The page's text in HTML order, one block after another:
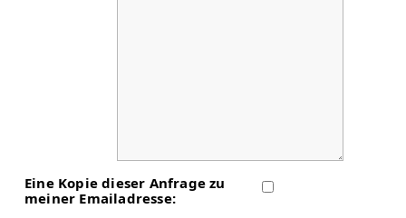
Eine Kopie dieser Anfrage zu
meiner Emailadresse: